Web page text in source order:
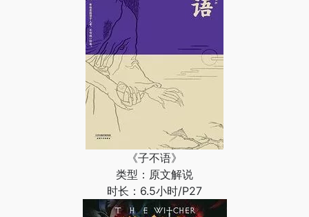
《子不语》
类型：原文解说
时长：6.5小时/P27